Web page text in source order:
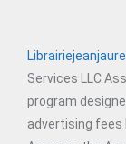
Services LLC
program
advertising fees